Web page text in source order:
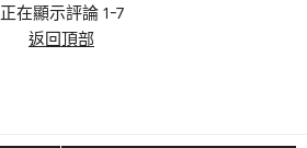
正在顯示評論 1-7
返回頂部